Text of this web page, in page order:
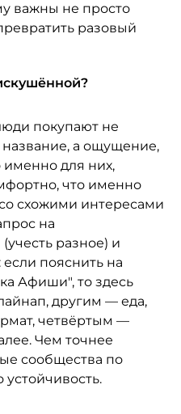
важны не просто
разовый
покупают не
а ощущение,
именно для них,
что именно
схожими интересами
на
разное) и
пояснить на
Афиши", то здесь
другим — еда,
четвёртым —
Чем точнее
сообщества по